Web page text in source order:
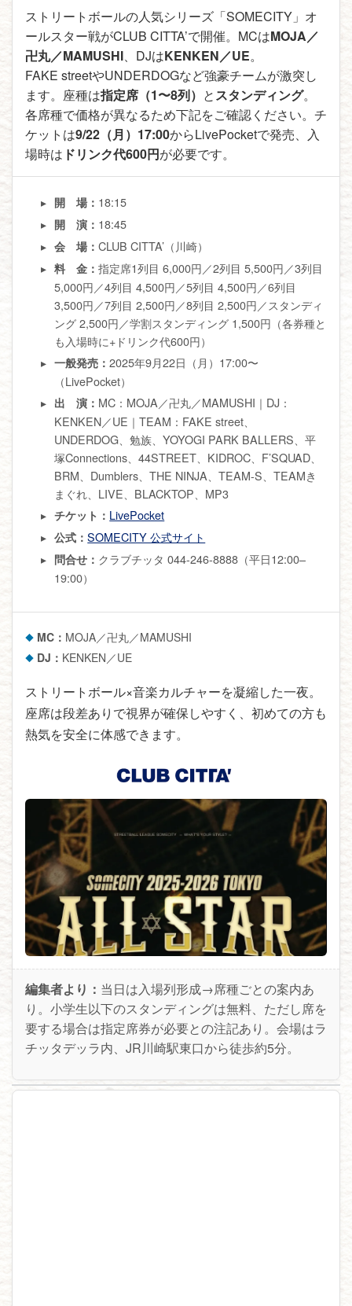
ストリートボールの人気シリーズ「SOMECITY」オ
ールスター戦がCLUB CITTA’で開催。MCはMOJA／
卍丸／MAMUSHI、DJはKENKEN／UE。
FAKE streetやUNDERDOGなど強豪チームが激突し
ます。座種は指定席（1〜8列） とスタンディング。
各席種で価格が異なるため下記をご確認ください。チ
ケットは9/22（月）17:00からLivePocketで発売、入
場時は ドリンク代600円が必要です。
開 場： 18:15
開 演： 18:45
会 場：CLUB CITTA’（川崎）
料 金：指定席1列目 6,000円／2列目 5,500円／3列目
5,000円／4列目 4,500円／5列目 4,500円／6列目
3,500円／7列目 2,500円／8列目 2,500円／スタンディ
ング 2,500円／学割スタンディング 1,500円（各券種と
も入場時に+ドリンク代600円）
一般発売：2025年9月22日（月）17:00〜
（LivePocket）
出 演： MC：MOJA／卍丸／MAMUSHI｜DJ：
KENKEN／UE｜TEAM：FAKE street、
UNDERDOG、勉族、YOYOGI PARK BALLERS、平
塚Connections、44STREET、KIDROC、F’SQUAD、
BRM、Dumblers、THE NINJA、TEAM-S、TEAMき
まぐれ、LIVE、BLACKTOP、MP3
チケット： LivePocket
公式：SOMECITY 公式サイト
問合せ： クラブチッタ 044-246-8888（平日12:00–
19:00）
MC： MOJA／卍丸／MAMUSHI
DJ： KENKEN／UE
ストリートボール×音楽カルチャーを凝縮した一夜。
座席は段差ありで視界が確保しやすく、初めての方も
熱気を安全に体感できます。
編集者より： 当日は入場列形成→席種ごとの案内あ
り。小学生以下のスタンディングは無料、ただし席を
要する場合は指定席券が必要との注記あり。会場はラ
チッタデッラ内、JR川崎駅東口から徒歩約5分。